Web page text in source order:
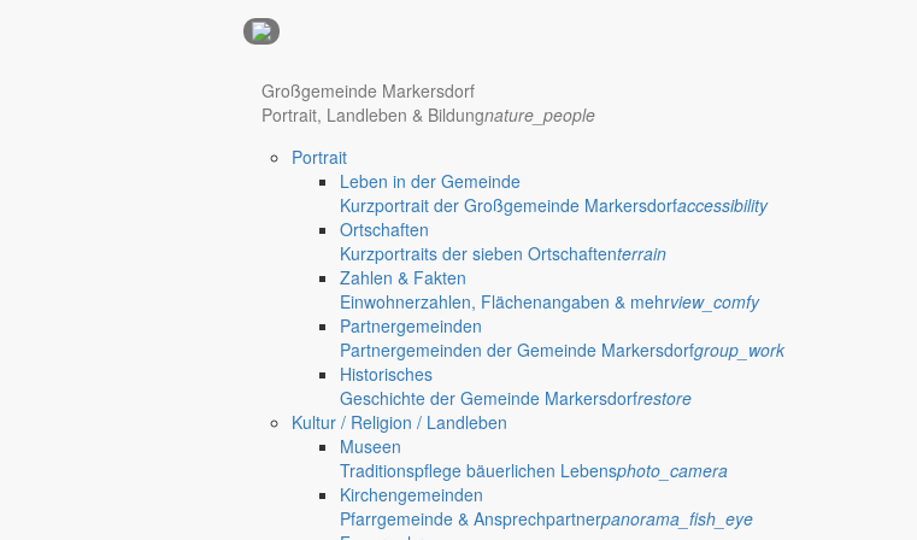
Regional werben auf markersdorf.de! anzeigen@gemeinde-markersdorf.de
Großgemeinde Markersdorf
Portrait, Landleben & Bildungnature_people
Portrait
Leben in der Gemeinde
Kurzportrait der Großgemeinde Markersdorfaccessibility
Ortschaften
Kurzportraits der sieben Ortschaftenterrain
Zahlen & Fakten
Einwohnerzahlen, Flächenangaben & mehrview_comfy
Partnergemeinden
Partnergemeinden der Gemeinde Markersdorfgroup_work
Historisches
Geschichte der Gemeinde Markersdorfrestore
Kultur / Religion / Landleben
Museen
Traditionspflege bäuerlichen Lebensphoto_camera
Kirchengemeinden
Pfarrgemeinde & Ansprechpartnerpanorama_fish_eye
Deutsch-Paulsdorf
Jauernick-Buschbach